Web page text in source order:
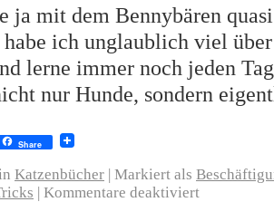
ja mit dem Bennybären
ich unglaublich viel
lerne immer noch jeden
nur Hunde, sondern
Share
Katzenbücher | Markiert als
| Kommentare deaktiviert